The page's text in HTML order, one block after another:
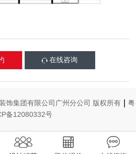
 在线咨询
饰集团有限公司广州分公司 版权所有 | 粤
备12080332号